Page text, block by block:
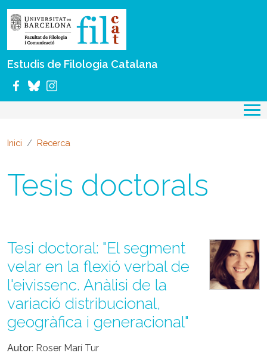
Estudis de Filologia Catalana
Inici Recerca
Tesis doctorals
Tesi doctoral: "El segment
velar en la flexió verbal de
l'eivissenc. Anàlisi de la
variació distribucional,
geogràfica i generacional"
Autor Roser Marí Tur